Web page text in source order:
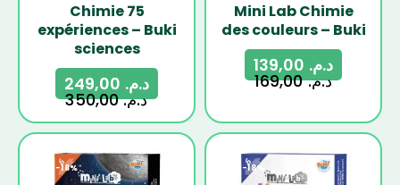
Chimie 75
expériences – Buki
sciences
د.م.350,00
د.م.
Mini Lab Chimie
des couleurs – Buki
د.م.169,00
د.م.
-18% -18%